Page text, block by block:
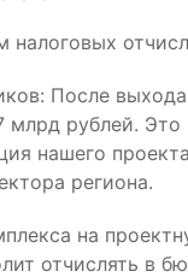
налоговых
После
млрд рублей.
нашего
региона.
на
отчислять в